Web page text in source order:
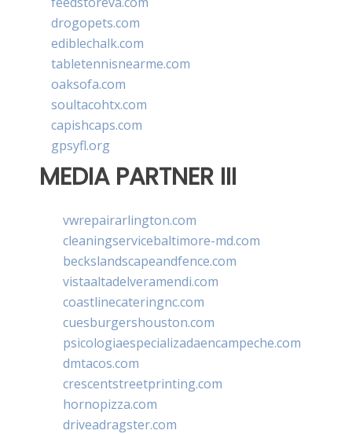
drogopets.com
ediblechalk.com
tabletennisnearme.com
oaksofa.com
soultacohtx.com
capishcaps.com
gpsyfl.org
MEDIA PARTNER III
vwrepairarlington.com
cleaningservicebaltimore-md.com
beckslandscapeandfence.com
vistaaltadelveramendi.com
coastlinecateringnc.com
cuesburgershouston.com
psicologiaespecializadaencampeche.com
dmtacos.com
crescentstreetprinting.com
hornopizza.com
driveadragster.com